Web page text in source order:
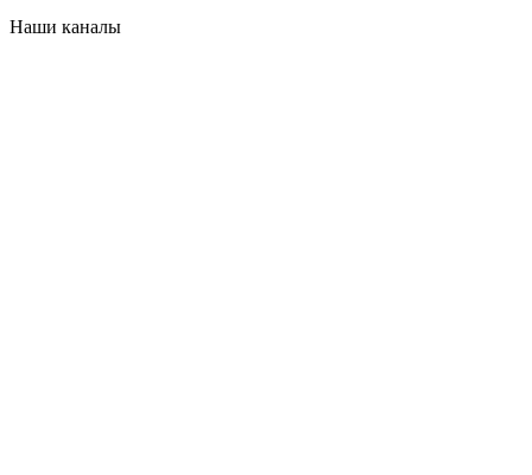
Наши каналы